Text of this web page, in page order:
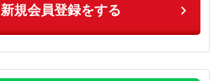
新規会員登録をする